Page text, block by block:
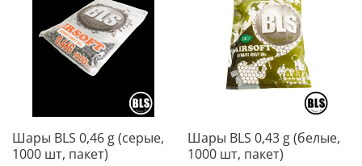
Шары BLS 0,46 g (серые,
1000 шт, пакет)
Шары BLS 0,43 g (белые,
1000 шт, пакет)